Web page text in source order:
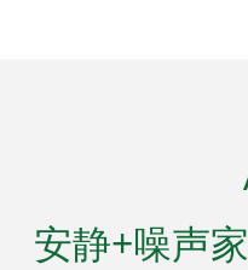
安静+噪声